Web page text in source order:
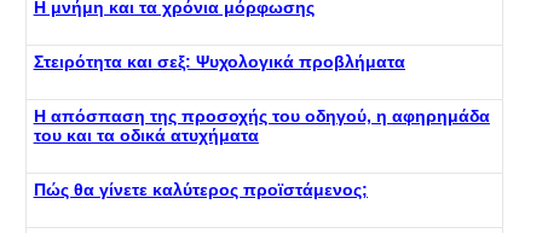
Η μνήμη και τα χρόνια μόρφωσης
Στειρότητα και σεξ: Ψυχολογικά προβλήματα
Η απόσπαση της προσοχής του οδηγού, η αφηρημάδα
του και τα οδικά ατυχήματα
Πώς θα γίνετε καλύτερος προϊστάμενος;